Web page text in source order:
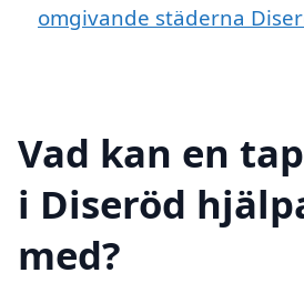
omgivande städerna
Vad kan en
i Diseröd
med?